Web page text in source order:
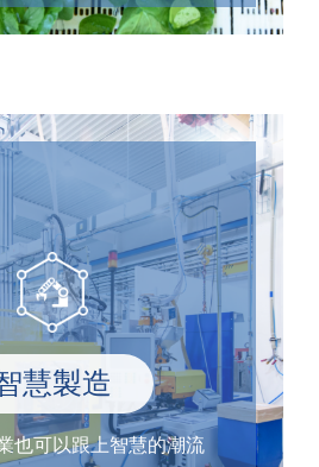
慧製造
也可以跟上智慧的潮流